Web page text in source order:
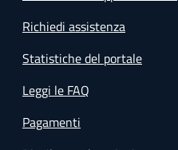
Richiedi assistenza
Statistiche del portale
Leggi le FAQ
Pagamenti